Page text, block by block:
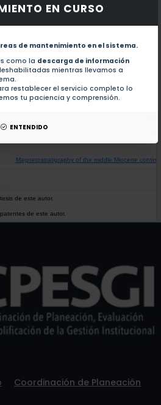
EN CURSO
de mantenimiento en el sistema.
como la descarga de información
mientras llevamos a
restablecer el servicio completo lo
tu paciencia y comprensión.
ENTENDIDO
Magnetostratigraphic study of the continental
Magnetostratigraphic study of the Continental
Magnetostratigraphy of the middle Miocene
de este autor.
de este autor.
Coordinación de Planeación